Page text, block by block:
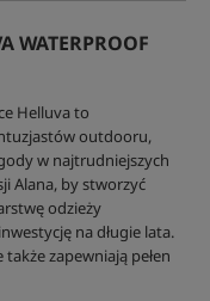
WATERPROOF
Helluva to
outdooru,
w najtrudniejszych
Alana, by stworzyć
odzieży
na długie lata.
zapewniają pełen